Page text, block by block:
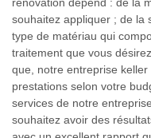
rénovation dépend : de la
souhaitez appliquer ; de la
type de matériau qui
traitement que vous
que, notre entreprise
prestations selon votre
services de notre
souhaitez avoir des